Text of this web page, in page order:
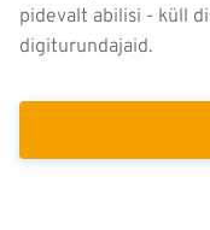
pidevalt abilisi - küll
digiturundajaid.